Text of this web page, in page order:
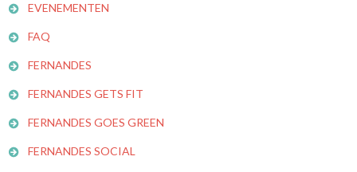
EVENEMENTEN
FAQ
FERNANDES
FERNANDES GETS FIT
FERNANDES GOES GREEN
FERNANDES SOCIAL